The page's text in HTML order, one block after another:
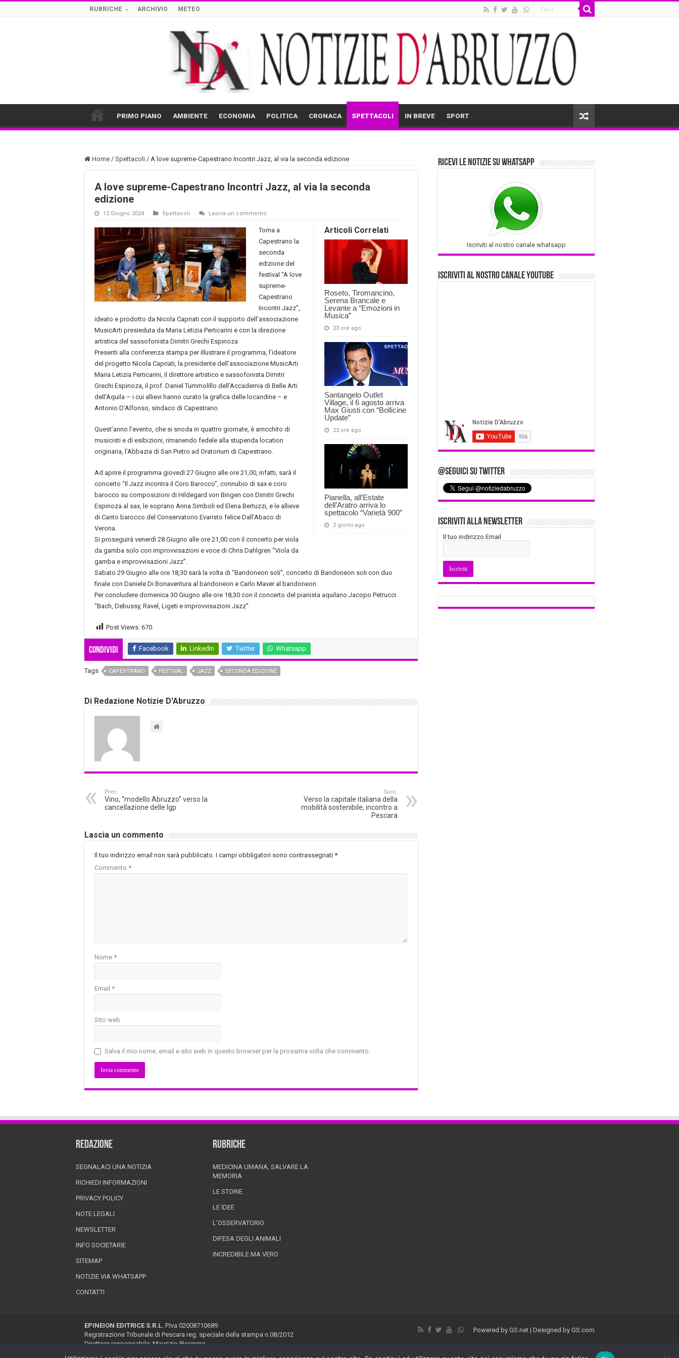
RUBRICHE ARCHIVIO METEO
PRIMO PIANO AMBIENTE ECONOMIA POLITICA CRONACA SPETTACOLI IN BREVE SPORT
Home / Spettacoli / A love supreme-Capestrano Incontri Jazz, al via la seconda edizione
A love supreme-Capestrano Incontri Jazz, al via la seconda
edizione
12 Giugno 2024 Spettacoli Lascia un commento
Articoli Correlati
Roseto, Tiromancino,
Serena Brancale e
Levante a “Emozioni in
Musica”
23 ore ago
Santangelo Outlet
Village, il 6 agosto arriva
Max Giusti con “Bollicine
Update”
23 ore ago
Pianella, all’Estate
dell’Aratro arriva lo
spettacolo “Varietà 900”
2 giorni ago
Torna a
Capestrano la
seconda
edizione del
festival “A love
supreme-
Capestrano
Incontri Jazz”,
ideato e prodotto da Nicola Capriati con il supporto dell’associazione
MusicArti presieduta da Maria Letizia Perticarini e con la direzione
artistica del sassofonista Dimitri Grechi Espinoza
Presenti alla conferenza stampa per illustrare il programma, l’ideatore
del progetto Nicola Capriati, la presidente dell’associazione MusicArti
Maria Letizia Perticarini, il direttore artistico e sassofonista Dimitri
Grechi Espinoza, il prof. Daniel Tummolillo dell’Accademia di Belle Arti
dell’Aquila – i cui allievi hanno curato la grafica delle locandine – e
Antonio D’Alfonso, sindaco di Capestrano.
Quest’anno l’evento, che si snoda in quattro giornate, è arricchito di
musicisti e di esibizioni, rimanendo fedele alla stupenda location
originaria, l’Abbazia di San Pietro ad Oratorium di Capestrano.
Ad aprire il programma giovedì 27 Giugno alle ore 21,00, infatti, sarà il
concerto “Il Jazz incontra il Coro Barocco”, connubio di sax e coro
barocco su composizioni di Hildegard von Bingen con Dimitri Grechi
Espinoza al sax, le soprano Anna Simboli ed Elena Bertuzzi, e le allieve
di Canto barocco del Conservatorio Evaristo felice Dall’Abaco di
Verona.
Si proseguirà venerdì 28 Giugno alle ore 21,00 con il concerto per viola
da gamba solo con improvvisazioni e voce di Chris Dahlgren “Viola da
gamba e improvvisazioni Jazz”.
Sabato 29 Giugno alle ore 18,30 sarà la volta di “Bandoneon soli”, concerto di Bandoneon soli con duo
finale con Daniele Di Bonaventura al bandoneon e Carlo Maver al bandoneon.
Per concludere domenica 30 Giugno alle ore 18,30 con il concerto del pianista aquilano Jacopo Petrucci
“Bach, Debussy, Ravel, Ligeti e improvvisazioni Jazz”.
Post Views: 670
Condividi Facebook LinkedIn Twitter Whatsapp
Tags CAPESTRANO FESTIVAL JAZZ SECONDA EDIZIONE
Di Redazione Notizie D'Abruzzo
Prec.
Vino, “modello Abruzzo” verso la
cancellazione delle Igp
Succ.
Verso la capitale italiana della
mobilità sostenibile, incontro a
Pescara
Lascia un commento
Il tuo indirizzo email non sarà pubblicato. I campi obbligatori sono contrassegnati *
Commento *
Nome *
Email *
Sito web
Salva il mio nome, email e sito web in questo browser per la prossima volta che commento.
Ricevi le notizie su Whatsapp
Iscriviti al nostro canale whatsapp
Iscriviti al nostro Canale Youtube
@Seguici su Twitter
Iscriviti alla Newsletter
Il tuo indirizzo Email
REDAZIONE
SEGNALACI UNA NOTIZIA
RICHIEDI INFORMAZIONI
PRIVACY POLICY
NOTE LEGALI
NEWSLETTER
INFO SOCIETARIE
SITEMAP
NOTIZIE VIA WHATSAPP
CONTATTI
RUBRICHE
MEDICINA UMANA, SALVARE LA
MEMORIA
LE STORIE
LE IDEE
L’OSSERVATORIO
DIFESA DEGLI ANIMALI
INCREDIBILE MA VERO
Powered by GS.net | Designed by GS.com
EPINEION EDITRICE S.R.L. P.Iva 02008710689
Registrazione Tribunale di Pescara reg. speciale della stampa n.08/2012
Direttore responsabile: Maurizio Piccinino